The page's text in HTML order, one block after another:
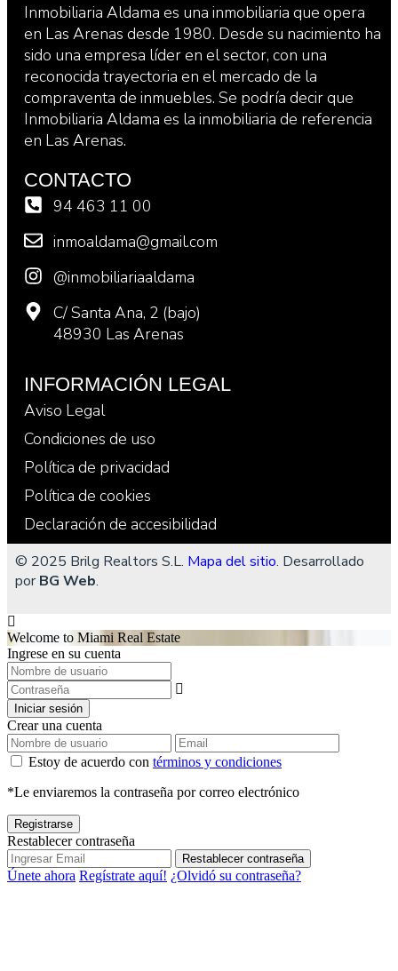
Inmobiliaria Aldama es una inmobiliaria que opera
en Las Arenas desde 1980. Desde su nacimiento ha
sido una empresa líder en el sector, con una
reconocida trayectoria en el mercado de la
compraventa de inmuebles. Se podría decir que
Inmobiliaria Aldama es la inmobiliaria de referencia
en Las Arenas.
CONTACTO
94 463 11 00
inmoaldama@gmail.com
@inmobiliariaaldama
C/ Santa Ana, 2 (bajo)
48930 Las Arenas
INFORMACIÓN LEGAL
Aviso Legal
Condiciones de uso
Política de privacidad
Política de cookies
Declaración de accesibilidad
© 2025 Brilg Realtors S.L. Mapa del sitio. Desarrollado
porBG Web.
Welcome to Miami Real Estate
Ingrese en su cuenta
Iniciar sesión
Crear una cuenta
Estoy de acuerdo con términos y condiciones
*Le enviaremos la contraseña por correo electrónico
Registrarse
Restablecer contraseña
Restablecer contraseña
Únete ahora Regístrate aquí! ¿Olvidó su contraseña?